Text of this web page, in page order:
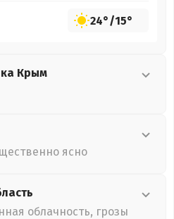
24°/15°
Крым
ясно
облачность, грозы